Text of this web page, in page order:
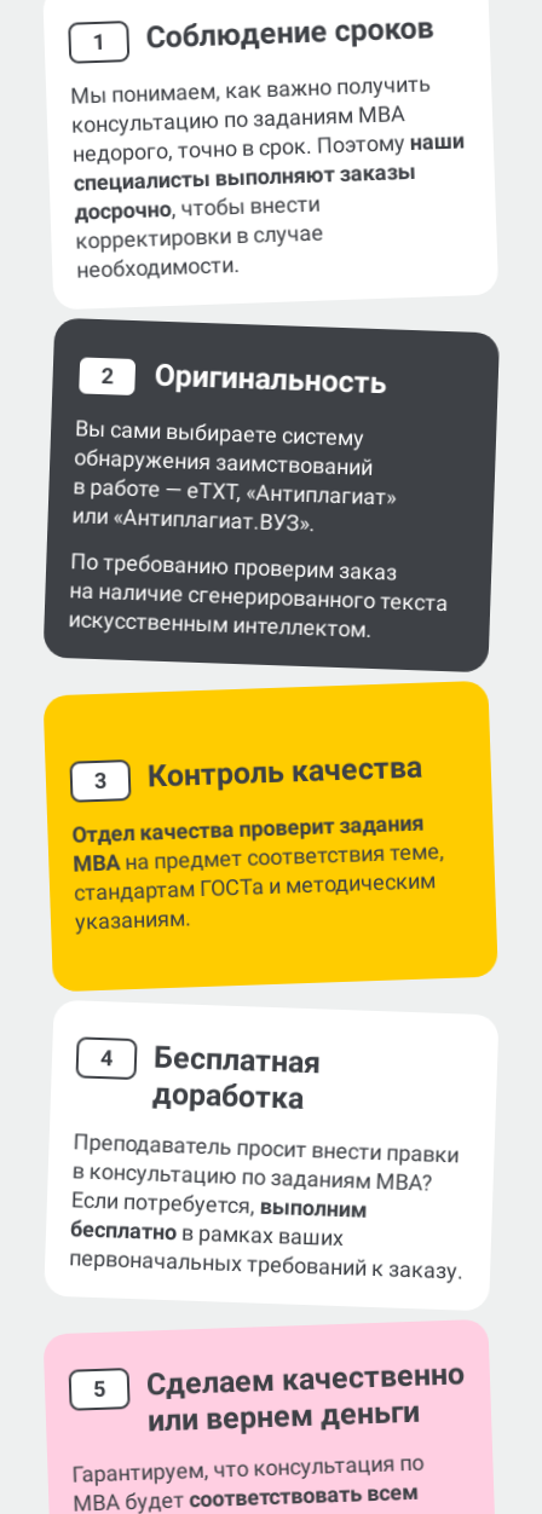
1 Соблюдение сроков
Мы понимаем, как важно получить
консультацию по заданиям MBA
недорого, точно в срок. Поэтомунаши
специалисты выполняют заказы
досрочно, чтобы внести
корректировки в случае
необходимости.
2 Оригинальность
Вы сами выбираете систему
обнаружения заимствований
в работе — eTXT, «Антиплагиат»
или «Антиплагиат.ВУЗ».
По требованию проверим заказ
на наличие сгенерированного текста
искусственным интеллектом.
3 Контроль качества
Отдел качества проверит задания
MBAна предмет соответствия теме,
стандартам ГОСТа и методическим
указаниям.
4 Бесплатная
доработка
Преподаватель просит внести правки
в консультацию по заданиям MBA?
Если потребуется,выполним
бесплатнов рамках ваших
первоначальных требований к заказу.
5 Сделаем качественно
или вернем деньги
Гарантируем, что консультация по
MBA будетсоответствовать всем